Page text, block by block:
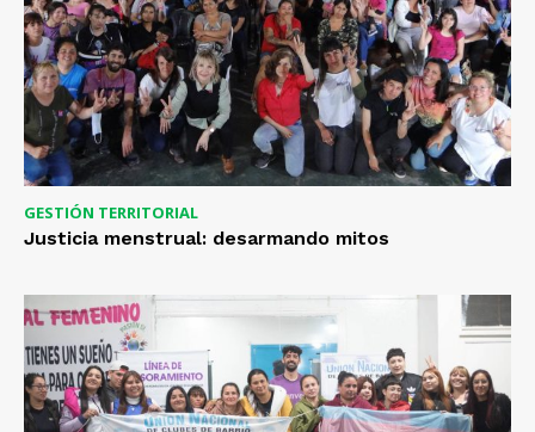
GESTIÓN TERRITORIAL
Justicia menstrual: desarmando mitos